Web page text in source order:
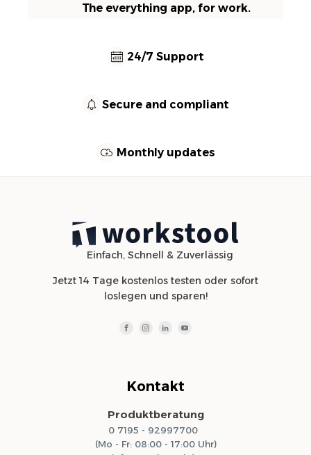
The everything app, for work.
24/7 Support
Secure and compliant
Monthly updates
Einfach, Schnell & Zuverlässig
Jetzt 14 Tage kostenlos testen oder sofort
loslegen und sparen!
Kontakt
Produktberatung
0 7195 - 92997700
(Mo - Fr: 08:00 - 17:00 Uhr)